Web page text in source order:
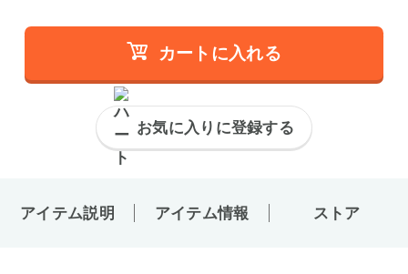
カートに入れる
お気に入りに登録する
アイテム説明 アイテム情報 ストア